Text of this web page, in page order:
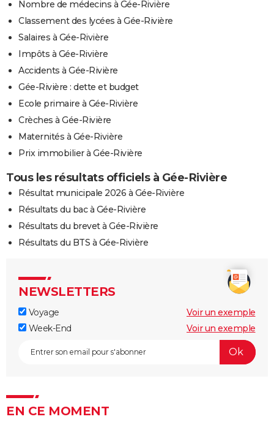
Nombre de médecins à Gée-Rivière
Classement des lycées à Gée-Rivière
Salaires à Gée-Rivière
Impôts à Gée-Rivière
Accidents à Gée-Rivière
Gée-Rivière : dette et budget
Ecole primaire à Gée-Rivière
Crèches à Gée-Rivière
Maternités à Gée-Rivière
Prix immobilier à Gée-Rivière
Tous les résultats officiels à Gée-Rivière
Résultat municipale 2026 à Gée-Rivière
Résultats du bac à Gée-Rivière
Résultats du brevet à Gée-Rivière
Résultats du BTS à Gée-Rivière
NEWSLETTERS
Voyage
Voir un exemple
Week-End
Voir un exemple
EN CE MOMENT